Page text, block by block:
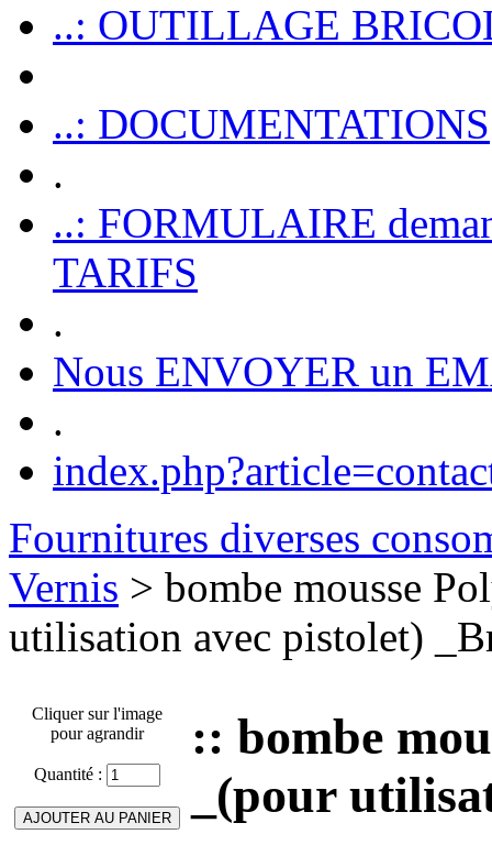
..: OUTILLAGE
..: DOCUMENTATIONS
.
..: FORMULAIRE
TARIFS
.
Nous ENVOYER un
.
Fournitures diverses
Vernis > bombe mousse
utilisation avec pistolet)
Cliquer sur l'image
pour agrandir
Quantité :
:: bombe
_(pour